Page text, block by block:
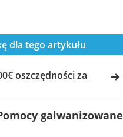
dla tego artykułu
oszczędności za
galwanizowane